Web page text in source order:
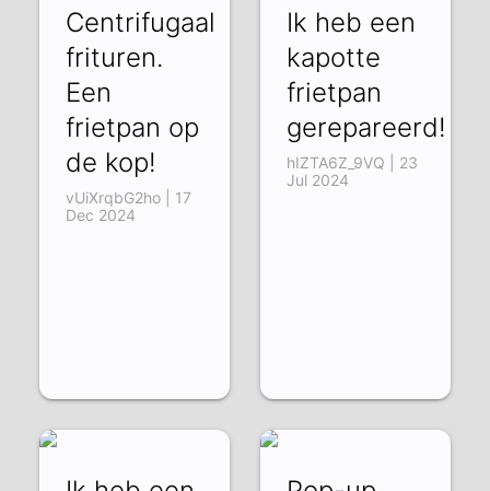
Centrifugaal
frituren.
Een
frietpan op
de kop!
vUiXrqbG2ho | 17
Dec 2024
Ik heb een
kapotte
frietpan
gerepareerd!
hIZTA6Z_9VQ | 23
Jul 2024